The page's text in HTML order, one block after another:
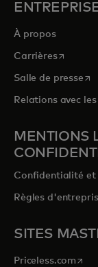
À propos
Carrièress’ouvre
Salle de presse
Relations avec
MENTIONS
Confidentialité et
Règles
SITES
Priceless.com